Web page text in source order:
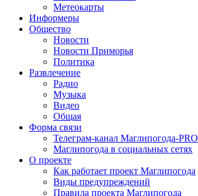
Метеокарты
Информеры
Общество
Новости
Новости Приморья
Политика
Развлечение
Радио
Музыка
Видео
Общая
Форма связи
Телеграм-канал Маглипогода-PRO
Маглипогода в социальных сетях
О проекте
Как работает проект Маглипогода
Виды предупреждений
Правила проекта Маглипогода